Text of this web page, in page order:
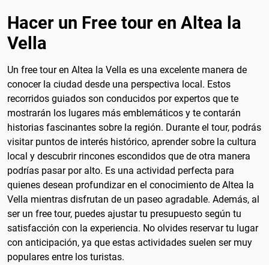
Hacer un Free tour en Altea la
Vella
Un free tour en Altea la Vella es una excelente manera de
conocer la ciudad desde una perspectiva local. Estos
recorridos guiados son conducidos por expertos que te
mostrarán los lugares más emblemáticos y te contarán
historias fascinantes sobre la región. Durante el tour, podrás
visitar puntos de interés histórico, aprender sobre la cultura
local y descubrir rincones escondidos que de otra manera
podrías pasar por alto. Es una actividad perfecta para
quienes desean profundizar en el conocimiento de Altea la
Vella mientras disfrutan de un paseo agradable. Además, al
ser un free tour, puedes ajustar tu presupuesto según tu
satisfacción con la experiencia. No olvides reservar tu lugar
con anticipación, ya que estas actividades suelen ser muy
populares entre los turistas.